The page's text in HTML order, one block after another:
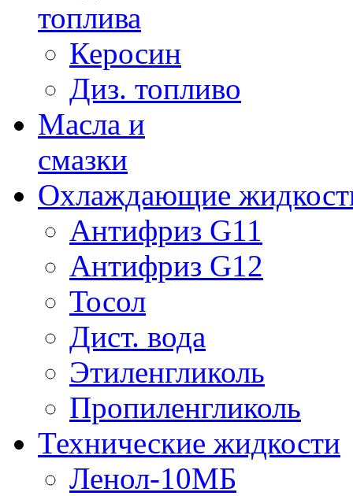
топлива
Керосин
Диз. топливо
Масла и
смазки
Охлаждающие
Антифриз G11
Антифриз G12
Тосол
Дист. вода
Этиленгликоль
Пропиленгликоль
Технические жидкости
Ленол-10МБ